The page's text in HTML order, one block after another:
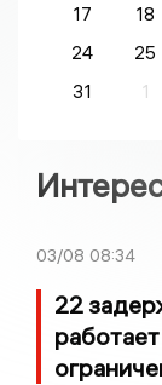
17
18
24
25
31
1
03/08 08:34
22